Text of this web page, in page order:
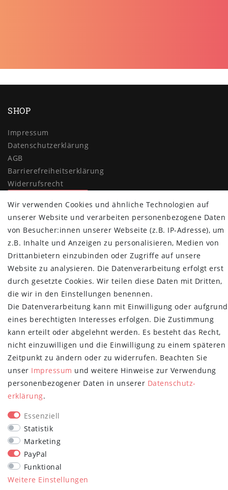
SHOP
Impressum
Daten­schutz­erklärung
AGB
Barrierefreiheitserklärung
Widerrufs­recht
MYPOPUPCLUB
Über uns
Retoure
Versand- und Zahlungsbedingungen
NEWSLETTER
E-MAIL **
Newsletter
Honig
Hiermit bestätige ich, dass ich dieDaten­schutz­erklärunggelesen habe.
Meine Einwilligung kann ich jederzeit widerrufen.**
Abonnieren
** Hierbei handelt es sich um ein Pflichtfeld.
Wir verwenden Cookies und ähnliche Technologien auf
unserer Website und verarbeiten personenbezogene Daten
von Besucher:innen unserer Webseite (z.B. IP-Adresse), um
z.B. Inhalte und Anzeigen zu personalisieren, Medien von
Drittanbietern einzubinden oder Zugriffe auf unsere
Website zu analysieren. Die Datenverarbeitung erfolgt erst
durch gesetzte Cookies. Wir teilen diese Daten mit Dritten,
die wir in den Einstellungen benennen.
Die Datenverarbeitung kann mit Einwilligung oder aufgrund
eines berechtigten Interesses erfolgen. Die Zustimmung
kann erteilt oder abgelehnt werden. Es besteht das Recht,
nicht einzuwilligen und die Einwilligung zu einem späteren
Zeitpunkt zu ändern oder zu widerrufen. Beachten Sie
unser Impressum und weitere Hinweise zur Verwendung
personenbezogener Daten in unserer Daten­schutz­
erklärung.
Essenziell
Statistik
Marketing
PayPal
Funktional
Weitere Einstellungen
plentymarkets Template von